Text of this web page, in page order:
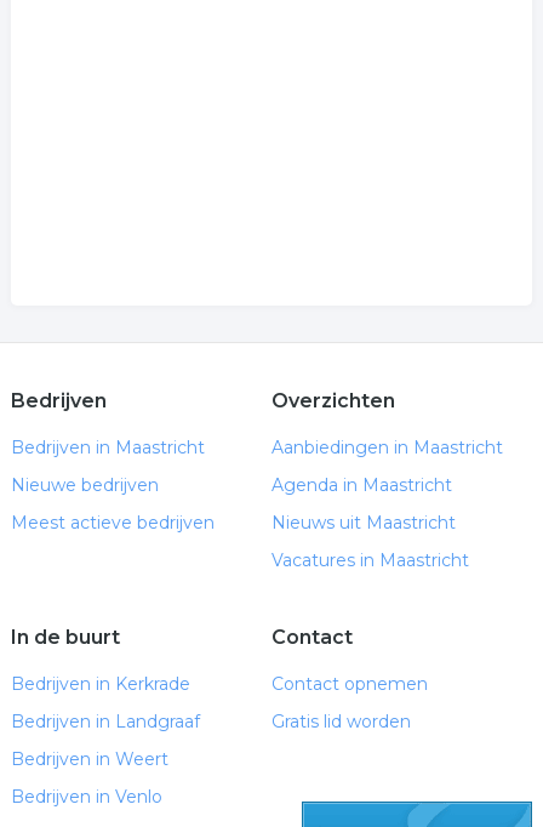
Bedrijven
Bedrijven in Maastricht
Nieuwe bedrijven
Meest actieve bedrijven
Overzichten
Aanbiedingen in Maastricht
Agenda in Maastricht
Nieuws uit Maastricht
Vacatures in Maastricht
In de buurt
Bedrijven in Kerkrade
Bedrijven in Landgraaf
Bedrijven in Weert
Bedrijven in Venlo
Contact
Contact opnemen
Gratis lid worden